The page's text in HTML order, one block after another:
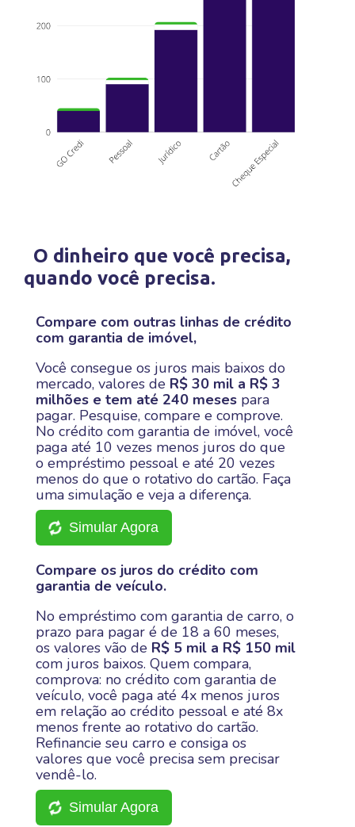
O dinheiro que você precisa,
quando você precisa.
Compare com outras linhas de crédito
com garantia de imóvel,
Você consegue os juros mais baixos do
mercado, valores de R$ 30 mil a R$ 3
milhões e tem até 240 meses para
pagar. Pesquise, compare e comprove.
No crédito com garantia de imóvel, você
paga até 10 vezes menos juros do que
o empréstimo pessoal e até 20 vezes
menos do que o rotativo do cartão. Faça
uma simulação e veja a diferença.
Simular Agora
Compare os juros do crédito com
garantia de veículo.
No empréstimo com garantia de carro, o
prazo para pagar é de 18 a 60 meses,
os valores vão de R$ 5 mil a R$ 150 mil
com juros baixos. Quem compara,
comprova: no crédito com garantia de
veículo, você paga até 4x menos juros
em relação ao crédito pessoal e até 8x
menos frente ao rotativo do cartão.
Refinancie seu carro e consiga os
valores que você precisa sem precisar
vendê-lo.
Simular Agora